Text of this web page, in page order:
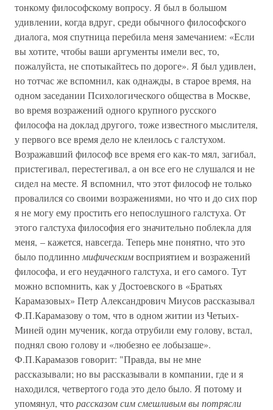
тонкому философскому вопросу. Я был в большом
удивлении, когда вдруг, среди обычного философского
диалога, моя спутница перебила меня замечанием: «Если
вы хотите, чтобы ваши аргументы имели вес, то,
пожалуйста, не спотыкайтесь по дороге». Я был удивлен,
но тотчас же вспомнил, как однажды, в старое время, на
одном заседании Психологического общества в Москве,
во время возражений одного крупного русского
философа на доклад другого, тоже известного мыслителя,
у первого все время дело не клеилось с галстухом.
Возражавший философ все время его как-то мял, загибал,
пристегивал, перестегивал, а он все его не слушался и не
сидел на месте. Я вспомнил, что этот философ не только
провалился со своими возражениями, но что и до сих пор
я не могу ему простить его непослушного галстуха. От
этого галстуха философия его значительно поблекла для
меня, – кажется, навсегда. Теперь мне понятно, что это
было подлинно мифическимвосприятием и возражений
философа, и его неудачного галстуха, и его самого. Тут
можно вспомнить, как у Достоевского в «Братьях
Карамазовых» Петр Александрович Миусов рассказывал
Ф.П.Карамазову о том, что в одном житии из Четьих-
Миней один мученик, когда отрубили ему голову, встал,
поднял свою голову и «любезно ее лобызаше».
Ф.П.Карамазов говорит: "Правда, вы не мне
рассказывали; но вы рассказывали в компании, где и я
находился, четвертого года это дело было. Я потому и
упомянул, чторассказом сим смешливым вы потрясли